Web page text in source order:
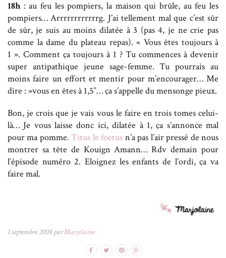
18h: au feu les pompiers, la maison qui brûle, au feu les
pompiers… Arrrrrrrrrrrrg. J’ai tellement mal que c’est sûr
de sûr, je suis au moins dilatée à 3 (pas 4, je ne crie pas
comme la dame du plateau repas). « Vous êtes toujours à
1 ». Comment ça toujours à 1 ? Tu commences à devenir
super antipathique jeune sage-femme. Tu pourrais au
moins faire un effort et mentir pour m’encourager… Me
dire : »vous en êtes à 1,5″… ça s’appelle du mensonge pieux.
Bon, je crois que je vais vous le faire en trois tomes celui-
là… Je vous laisse donc ici, dilatée à 1, ça s’annonce mal
pour ma pomme.Titus le foetus n’a pas l’air pressé de nous
montrer sa tête de Kouign Amann… Rdv demain pour
l’épisode numéro 2. Eloignez les enfants de l’ordi, ça va
faire mal.
1 septembre 2008 parMarjolaine